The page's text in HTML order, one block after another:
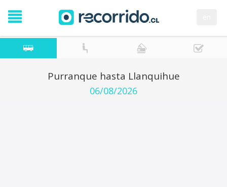
Purranque hasta Llanquihue
06/08/2026